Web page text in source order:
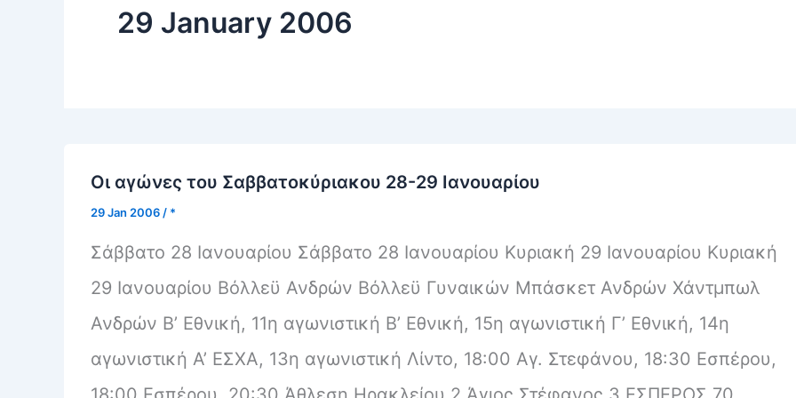
29 January 2006
Οι αγώνες του Σαββατοκύριακου 28-29 Ιανουαρίου
29 Jan 2006 / *
Σάββατο 28 Ιανουαρίου Σάββατο 28 Ιανουαρίου Κυριακή 29 Ιανουαρίου Κυριακή
29 Ιανουαρίου Βόλλεϋ Ανδρών Βόλλεϋ Γυναικών Μπάσκετ Ανδρών Χάντμπωλ
Ανδρών Β’ Εθνική, 11η αγωνιστική Β’ Εθνική, 15η αγωνιστική Γ’ Εθνική, 14η
αγωνιστική Α’ ΕΣΧΑ, 13η αγωνιστική Λίντο, 18:00 Αγ. Στεφάνου, 18:30 Εσπέρου,